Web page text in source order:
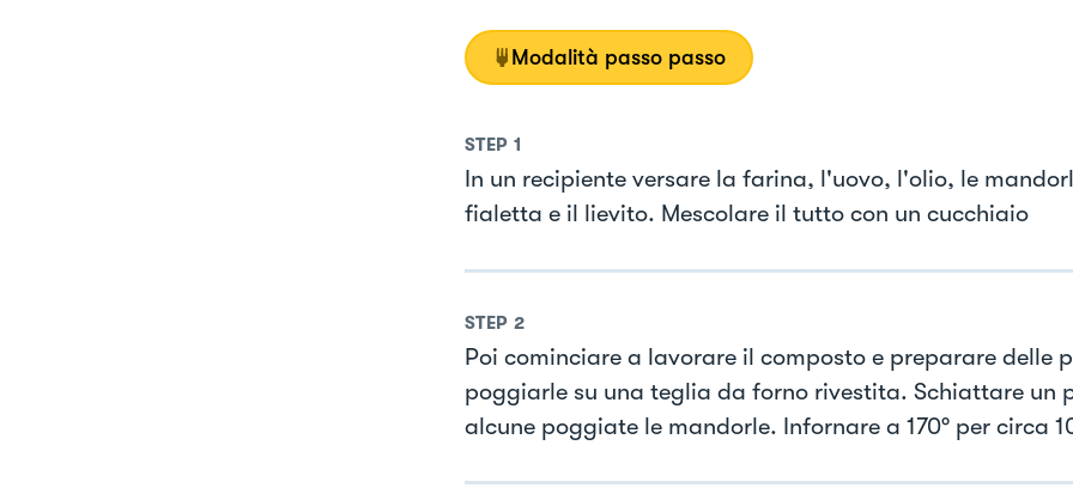
Modalità passo passo
STEP 1
In un recipiente versare la farina, l'uovo, l'olio, le
fialetta e il lievito. Mescolare il tutto con un cucchiaio
STEP 2
Poi cominciare a lavorare il composto e preparare delle
poggiarle su una teglia da forno rivestita. Schiattare un
alcune poggiate le mandorle. Infornare a 170° per circa